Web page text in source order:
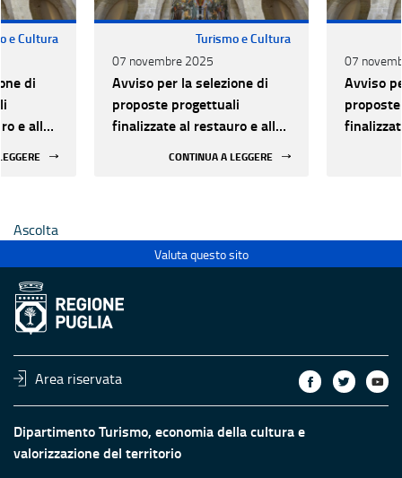
e Cultura
di
e alla
Turismo e Cultura
07 novembre 2025
Avviso per la selezione di
proposte progettuali
finalizzate al restauro e alla
CONTINUA A LEGGERE
07
Avviso
Ascolta
Valuta questo sito
Area riservata
Dipartimento Turismo, economia della cultura e
valorizzazione del territorio